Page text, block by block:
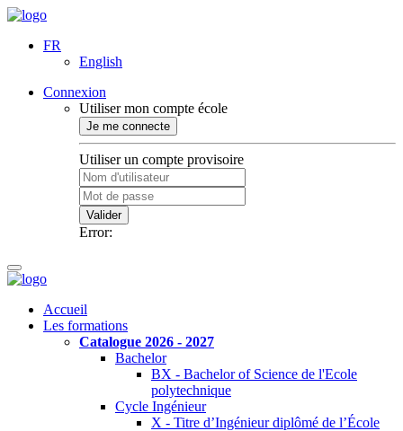
FR
English
Connexion
Utiliser mon compte école
Je me connecte
Utiliser un compte provisoire
Valider
Error:
Accueil
Les formations
Catalogue 2026 - 2027
Bachelor
BX - Bachelor of Science de l'Ecole
polytechnique
Cycle Ingénieur
X - Titre d’Ingénieur diplômé de l’École